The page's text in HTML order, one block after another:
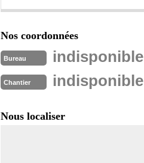
Nos coordonnées
Bureau indisponible
Chantier indisponible
Nous localiser